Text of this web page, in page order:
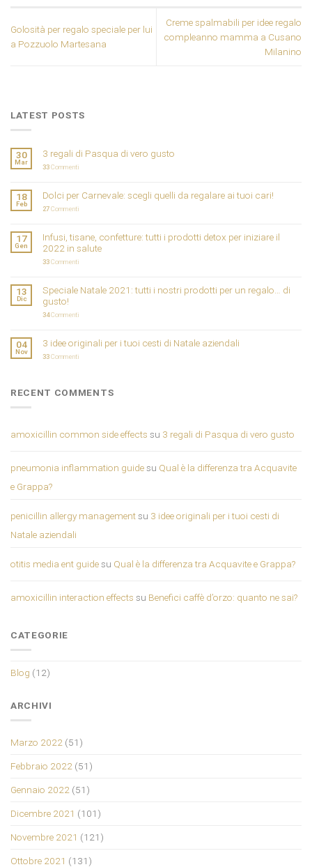
Golosità per regalo speciale per lui
a Pozzuolo Martesana
Creme spalmabili per idee regalo
compleanno mamma a Cusano
Milanino
LATEST POSTS
30
Mar
3 regali di Pasqua di vero gusto
33Commenti
18
Feb
Dolci per Carnevale: scegli quelli da regalare ai tuoi cari!
27Commenti
17
Gen
Infusi, tisane, confetture: tutti i prodotti detox per iniziare il
2022 in salute
33Commenti
13
Dic
Speciale Natale 2021: tutti i nostri prodotti per un regalo… di
gusto!
34Commenti
04
Nov
3 idee originali per i tuoi cesti di Natale aziendali
33Commenti
RECENT COMMENTS
amoxicillin common side effects su 3 regali di Pasqua di vero gusto
pneumonia inflammation guidesu Qual è la differenza tra Acquavite
e Grappa?
penicillin allergy managementsu 3 idee originali per i tuoi cesti di
Natale aziendali
otitis media ent guidesu Qual è la differenza tra Acquavite e Grappa?
amoxicillin interaction effects su Benefici caffè d’orzo: quanto ne sai?
CATEGORIE
Blog (12)
ARCHIVI
Marzo 2022 (51)
Febbraio 2022 (51)
Gennaio 2022 (51)
Dicembre 2021 (101)
Novembre 2021 (121)
Ottobre 2021 (131)